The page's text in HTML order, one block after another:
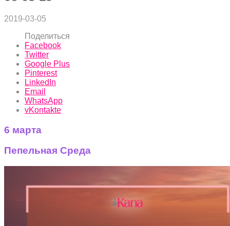
2019-03-05
Поделиться
Facebook
Twitter
Google Plus
Pinterest
LinkedIn
Email
WhatsApp
vKontakte
6 марта
Пепельная Cреда